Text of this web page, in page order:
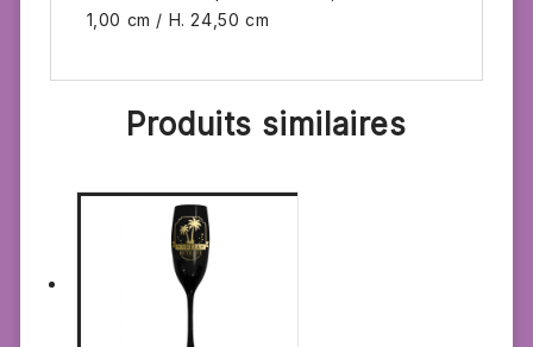
1,00 cm / H. 24,50 cm
Produits similaires